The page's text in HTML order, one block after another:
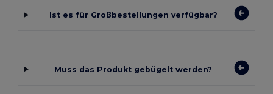
Ist es für Großbestellungen verfügbar?
Muss das Produkt gebügelt werden?